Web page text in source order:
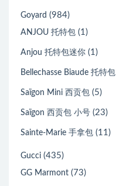
Goyard (984)
ANJOU 托特包 (1)
Anjou 托特包迷你 (1)
Bellechasse Biaude 托特包
Saïgon Mini 西贡包 (5)
Saïgon 西贡包 小号 (23)
Sainte-Marie 手拿包 (11)
Gucci (435)
GG Marmont (73)